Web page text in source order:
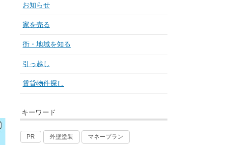
お知らせ
家を売る
街・地域を知る
引っ越し
賃貸物件探し
キーワード
PR 外壁塗装 マネープラン